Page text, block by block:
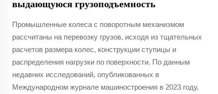
выдающуюся грузоподъемность
Промышленные колеса с поворотным механизмом
рассчитаны на перевозку грузов, исходя из тщательных
расчетов размера колес, конструкции ступицы и
распределения нагрузки по поверхности. По данным
недавних исследований, опубликованных в
Международном журнале машиностроения в 2023 году,